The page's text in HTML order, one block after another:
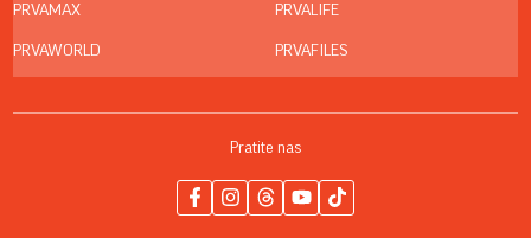
PRVAMAX
PRVAWORLD
PRVALIFE
PRVAFILES
Pratite nas